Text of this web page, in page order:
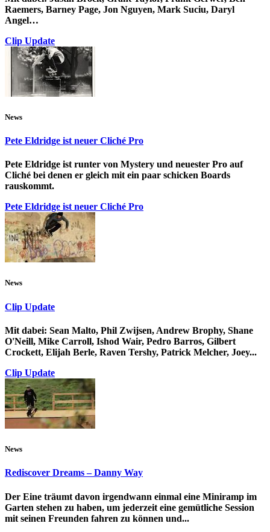
Raemers, Barney Page, Jon Nguyen, Mark Suciu, Daryl
Angel…
Clip Update
News
Pete Eldridge ist neuer Cliché Pro
Pete Eldridge ist runter von Mystery und neuester Pro auf
Cliché bei denen er gleich mit ein paar schicken Boards
rauskommt.
Pete Eldridge ist neuer Cliché Pro
News
Clip Update
Mit dabei: Sean Malto, Phil Zwijsen, Andrew Brophy, Shane
O'Neill, Mike Carroll, Ishod Wair, Pedro Barros, Gilbert
Crockett, Elijah Berle, Raven Tershy, Patrick Melcher, Joey...
Clip Update
News
Rediscover Dreams – Danny Way
Der Eine träumt davon irgendwann einmal eine Miniramp im
Garten stehen zu haben, um jederzeit eine gemütliche Session
mit seinen Freunden fahren zu können und...